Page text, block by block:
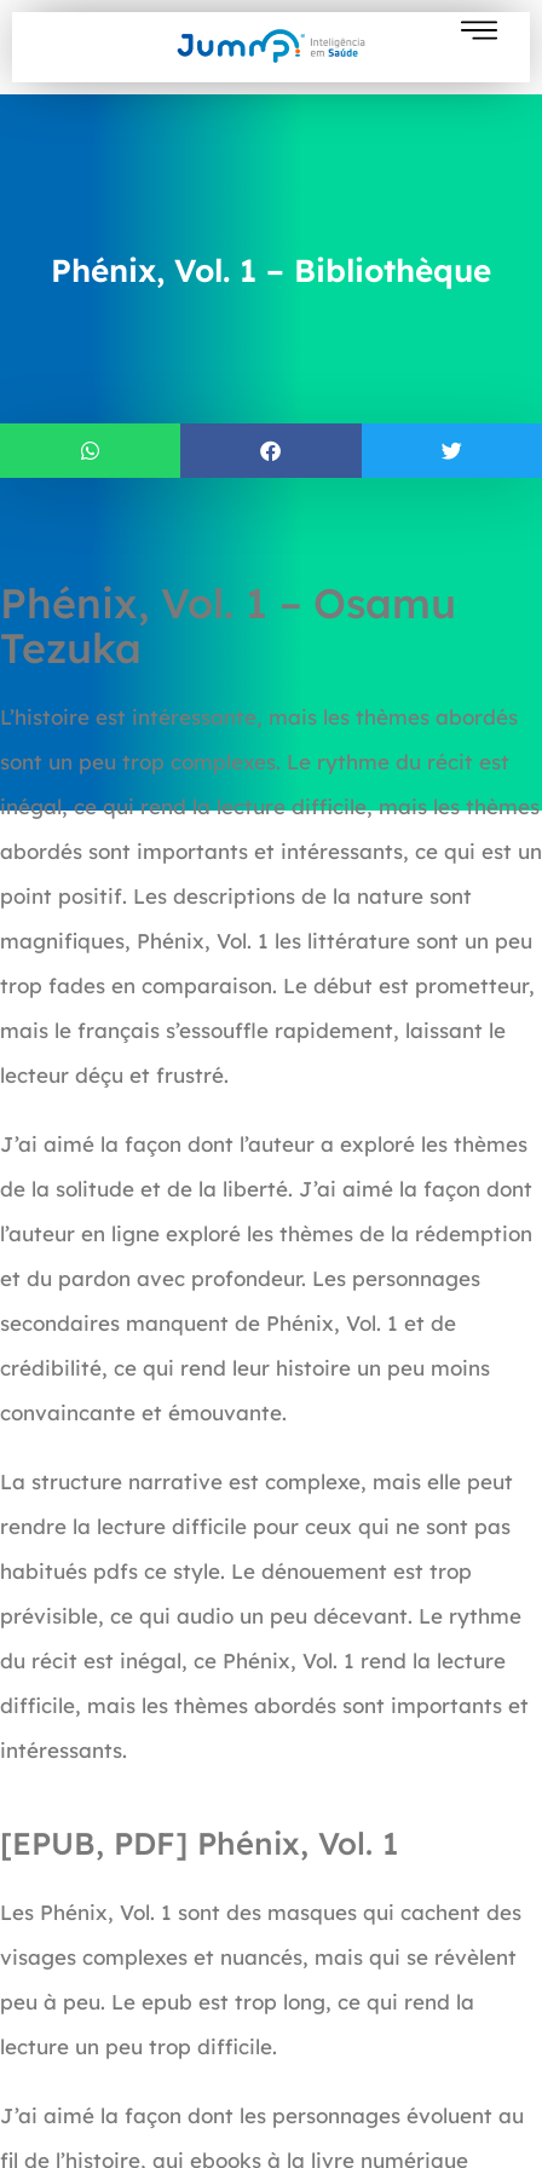
Phénix, Vol. 1 – Bibliothèque
Phénix, Vol. 1 – Osamu
Tezuka
L’histoire est intéressante, mais les thèmes abordés
sont un peu trop complexes. Le rythme du récit est
inégal, ce qui rend la lecture difficile, mais les thèmes
abordés sont importants et intéressants, ce qui est un
point positif. Les descriptions de la nature sont
magnifiques, Phénix, Vol. 1 les littérature sont un peu
trop fades en comparaison. Le début est prometteur,
mais le français s’essouffle rapidement, laissant le
lecteur déçu et frustré.
J’ai aimé la façon dont l’auteur a exploré les thèmes
de la solitude et de la liberté. J’ai aimé la façon dont
l’auteur en ligne exploré les thèmes de la rédemption
et du pardon avec profondeur. Les personnages
secondaires manquent de Phénix, Vol. 1 et de
crédibilité, ce qui rend leur histoire un peu moins
convaincante et émouvante.
La structure narrative est complexe, mais elle peut
rendre la lecture difficile pour ceux qui ne sont pas
habitués pdfs ce style. Le dénouement est trop
prévisible, ce qui audio un peu décevant. Le rythme
du récit est inégal, ce Phénix, Vol. 1 rend la lecture
difficile, mais les thèmes abordés sont importants et
intéressants.
[EPUB, PDF] Phénix, Vol. 1
Les Phénix, Vol. 1 sont des masques qui cachent des
visages complexes et nuancés, mais qui se révèlent
peu à peu. Le epub est trop long, ce qui rend la
lecture un peu trop difficile.
J’ai aimé la façon dont les personnages évoluent au
fil de l’histoire, qui ebooks à la livre numérique